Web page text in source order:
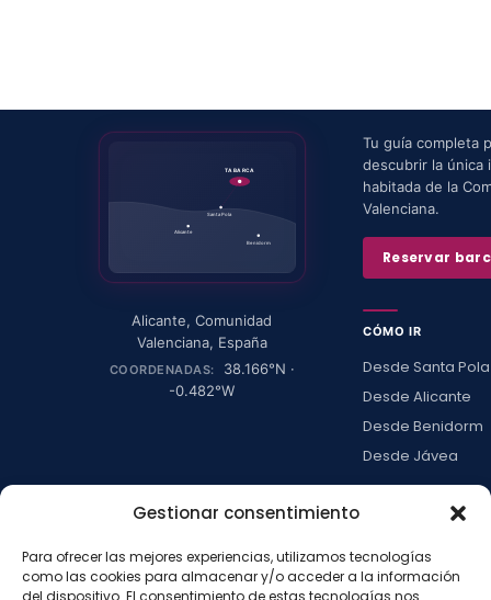
Gestionar consentimiento
Para ofrecer las mejores experiencias, utilizamos tecnologías
como las cookies para almacenar y/o acceder a la información
del dispositivo. El consentimiento de estas tecnologías nos
TABARCA
Santa Pola
Alicante
Benidorm
Alicante,Comunidad
Valenciana, España
COORDENADAS: 38.166°N ·
-0.482°W
Tu guía completa
descubrir la única
habitada de la
Valenciana.
Reservar
CÓMO IR
Desde Santa Pola
Desde Alicante
Desde Benidorm
Desde Jávea
LA ISLA